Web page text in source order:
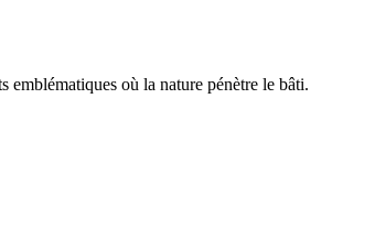
où la nature pénètre le bâti.